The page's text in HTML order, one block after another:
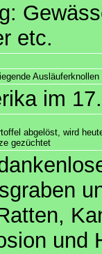
etc.
Ausläuferknollen
im
abgelöst, wird
gezüchtet
und